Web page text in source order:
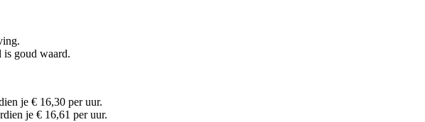
goud waard.
je € 16,30 per uur.
je € 16,61 per uur.